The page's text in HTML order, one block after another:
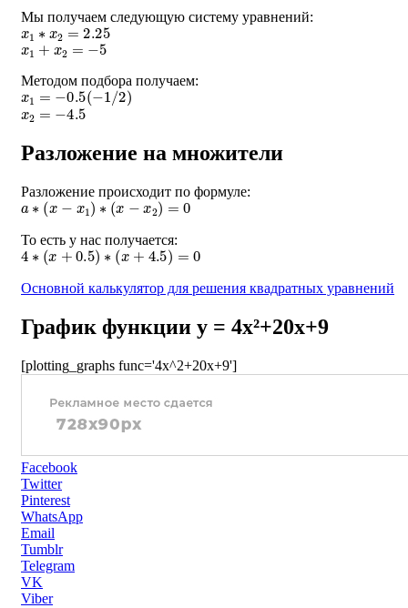
Мы получаем следующую систему уравнений:
x1∗x2= 2.25
x1 + x2 =− 5
Методом подбора получаем:
x1=−0.5(−1/2)
x2 4.5
Разложение на множители
Разложение происходит по формуле:
a ∗(x−x1)∗ (x−x2)=0
То есть у нас получается:
4∗(x+0.5)∗ (x+4.5)=0
Основной калькулятор для решения квадратных уравнений
График функции y = 4x²+20x+9
[plotting_graphs func='4x^2+20x+9']
Facebook
Twitter
Pinterest
WhatsApp
Email
Tumblr
Telegram
VK
Viber